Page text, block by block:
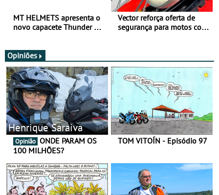
MT HELMETS apresenta o
novo capacete Thunder 4 R
Vector reforça oferta de
segurança para motos com
Opiniões
Henrique Saraiva
Opinião
100 MILHÕES?
TOM VITOÍN - Episódio 97